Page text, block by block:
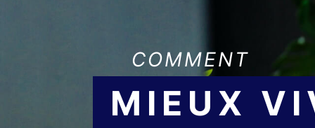
COMMENT
MIEUX